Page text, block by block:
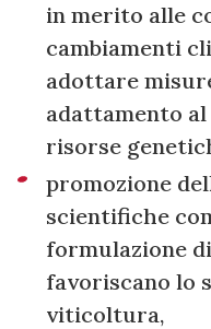
in merito alle
cambiamenti
adottare
adattamento
risorse
promozione
scientifiche
formulazione
favoriscano lo
viticoltura,